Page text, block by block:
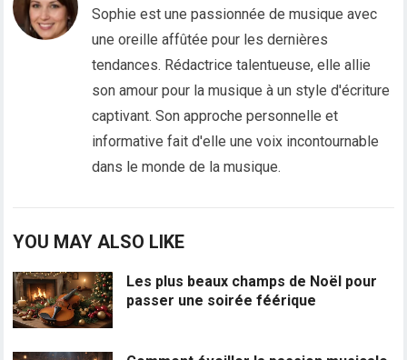
Sophie est une passionnée de musique avec
une oreille affûtée pour les dernières
tendances. Rédactrice talentueuse, elle allie
son amour pour la musique à un style d'écriture
captivant. Son approche personnelle et
informative fait d'elle une voix incontournable
dans le monde de la musique.
YOU MAY ALSO LIKE
Les plus beaux champs de Noël pour
passer une soirée féérique